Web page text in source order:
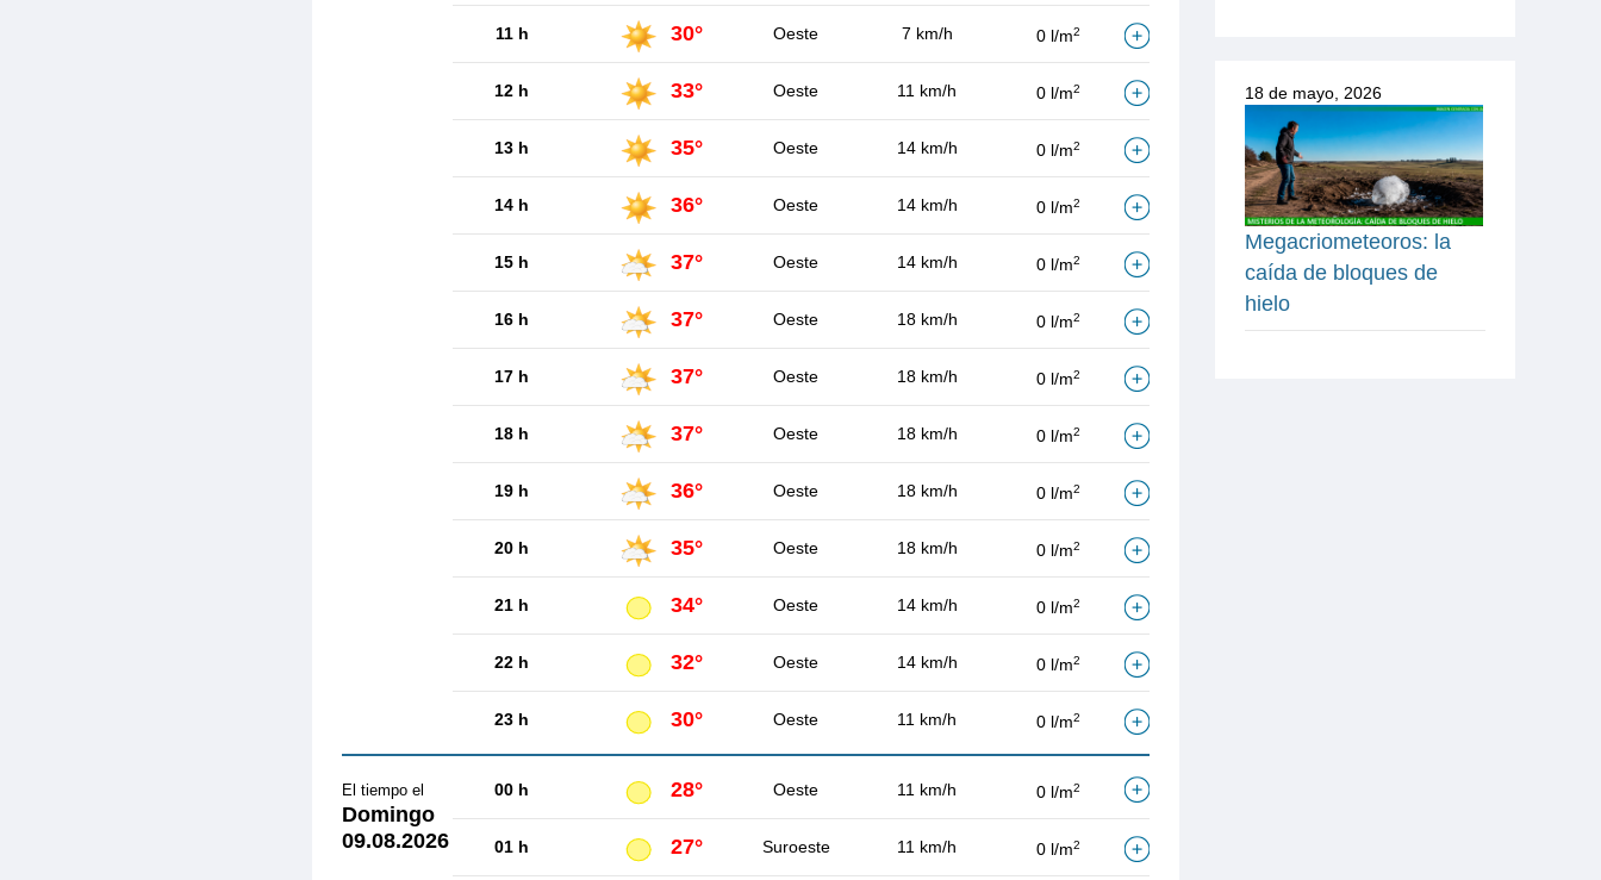
11 h 30° Oeste 7 km/h 0 l/m2
12 h 33° Oeste 11 km/h 0 l/m2
13 h 35° Oeste 14 km/h 0 l/m2
14 h 36° Oeste 14 km/h 0 l/m2
15 h 37° Oeste 14 km/h 0 l/m2
16 h 37° Oeste 18 km/h 0 l/m2
17 h 37° Oeste 18 km/h 0 l/m2
18 h 37° Oeste 18 km/h 0 l/m2
19 h 36° Oeste 18 km/h 0 l/m2
20 h 35° Oeste 18 km/h 0 l/m2
21 h 34° Oeste 14 km/h 0 l/m2
22 h 32° Oeste 14 km/h 0 l/m2
23 h 30° Oeste 11 km/h 0 l/m2
El tiempo el
Domingo
09.08.2026
00 h 28° Oeste 11 km/h 0 l/m2
01 h 27° Suroeste 11 km/h 0 l/m2
18 de mayo, 2026
Megacriometeoros: la
caída de bloques de
hielo